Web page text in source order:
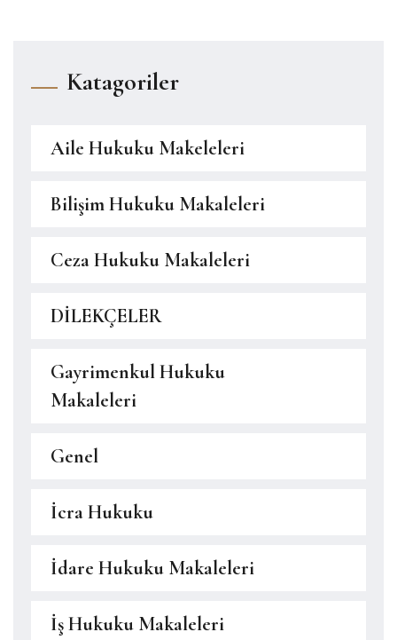
Katagoriler
Aile Hukuku Makeleleri
Bilişim Hukuku Makaleleri
Ceza Hukuku Makaleleri
DİLEKÇELER
Gayrimenkul Hukuku
Makaleleri
Genel
İcra Hukuku
İdare Hukuku Makaleleri
İş Hukuku Makaleleri